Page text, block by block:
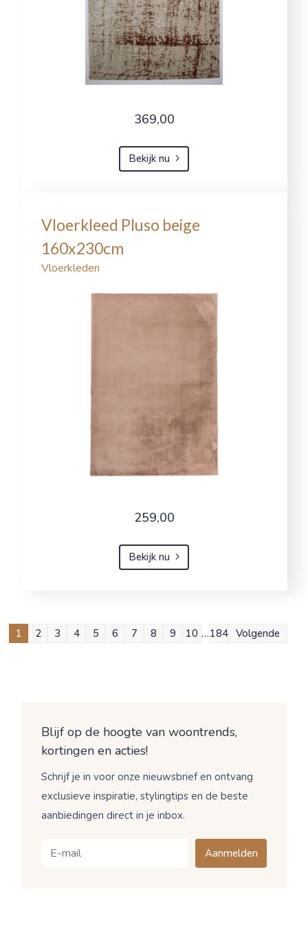
369,00
Bekijk nu
Vloerkleed Pluso beige
160x230cm
Vloerkleden
259,00
Bekijk nu
1 2 3 4 5 6 7 8 9 10 …184 Volgende
Blijf op de hoogte van woontrends,
kortingen en acties!
Schrijf je in voor onze nieuwsbrief en ontvang
exclusieve inspiratie, stylingtips en de beste
aanbiedingen direct in je inbox.
Aanmelden